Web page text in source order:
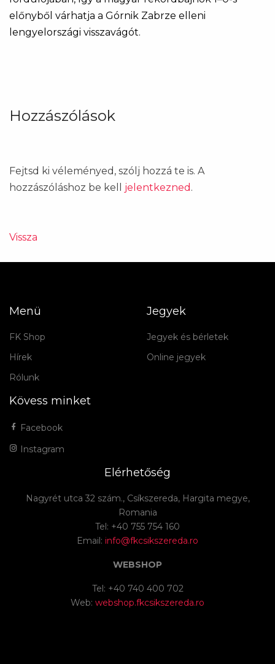
előnyből várhatja a Górnik Zabrze elleni
lengyelországi visszavágót.
Hozzászólások
Fejtsd ki véleményed, szólj hozzá te is. A
hozzászóláshoz be kell jelentkezned .
Vissza
Menü
FK Shop
Hírek
Rólunk
Jegyek
Jegyek és bérletek
Online jegyek
Kövess minket
Facebook
Instagram
Elérhetőség
Nagyrét utca 32 szám., Csíkszereda, Hargita megye,
Romania
Tel: +40 755 754 160
Email: info@fkcsikszereda.ro
WEBSHOP
Tel: +40 740 400 702
Web: webshop.fkcsikszereda.ro